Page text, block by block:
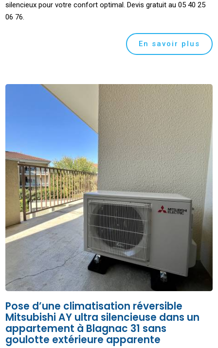
silencieux pour votre confort optimal. Devis gratuit au 05 40 25
06 76.
En savoir plus
Pose d’une climatisation réversible
Mitsubishi AY ultra silencieuse dans un
appartement à Blagnac 31 sans
goulotte extérieure apparente